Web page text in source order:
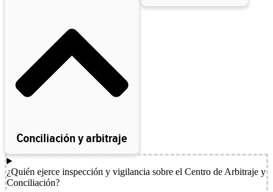
Conciliación y arbitraje
¿Quién ejerce inspección y vigilancia sobre el Centro de Arbitraje y
Conciliación?